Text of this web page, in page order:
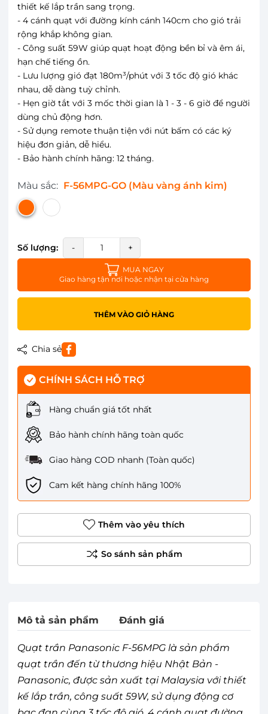
thiết kế lắp trần sang trọng.
- 4 cánh quạt với đường kính cánh 140cm cho gió trải
rộng khắp không gian.
- Công suất 59W giúp quạt hoạt động bền bỉ và êm ái,
hạn chế tiếng ồn.
- Lưu lượng gió đạt 180m³/phút với 3 tốc độ gió khác
nhau, dễ dàng tuỳ chỉnh.
- Hẹn giờ tắt với 3 mốc thời gian là 1 - 3 - 6 giờ để người
dùng chủ động hơn.
- Sử dụng remote thuận tiện với nút bấm có các ký
hiệu đơn giản, dễ hiểu.
- Bảo hành chính hãng: 12 tháng.
Màu sắc: F-56MPG-GO (Màu vàng ánh kim)
Số lượng: - +
MUA NGAY
Giao hàng tận nơi hoặc nhận tại cửa hàng
THÊM VÀO GIỎ HÀNG
Chia sẻ
CHÍNH SÁCH HỖ TRỢ
Hàng chuẩn giá tốt nhất
Bảo hành chính hãng toàn quốc
Giao hàng COD nhanh (Toàn quốc)
Cam kết hàng chính hãng 100%
Thêm vào yêu thích
Mô tả sản phẩm Đánh giá
Quạt trần Panasonic F-56MPG là sản phẩm
quạt trần đến từ thương hiệu Nhật Bản -
Panasonic, được sản xuất tại Malaysia với thiết
kế lắp trần, công suất 59W, sử dụng động cơ